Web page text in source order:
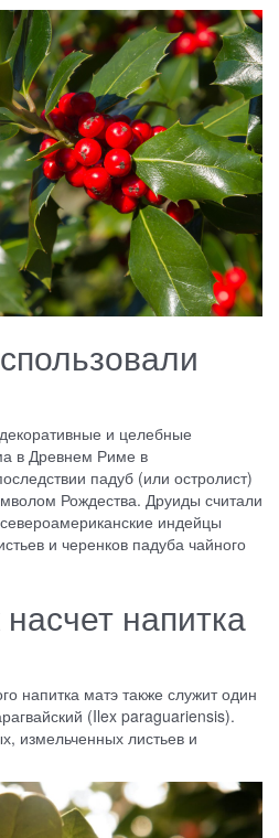
и целебные
в Древнем Риме в
падуб (или остролист)
Рождества. Друиды считали
индейцы
и черенков падуба чайного
напитка
напитка матэ также служит один
(Ilex paraguariensis).
измельченных листьев и